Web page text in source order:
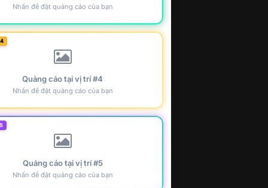
Nhấn để đặt quảng cáo của bạn
Quảng cáo tại vị trí #4
Nhấn để đặt quảng cáo của bạn
Quảng cáo tại vị trí #5
Nhấn để đặt quảng cáo của bạn